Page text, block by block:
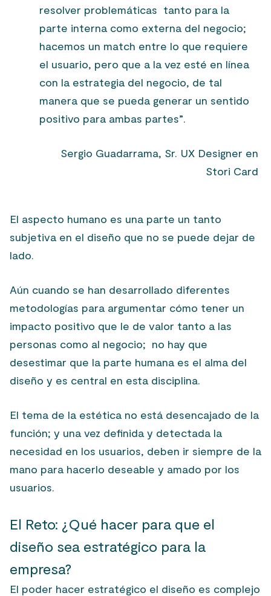
resolver problemáticas tanto para la
parte interna como externa del negocio;
hacemos un match entre lo que requiere
el usuario, pero que a la vez esté en línea
con la estrategia del negocio, de tal
manera que se pueda generar un sentido
positivo para ambas partes”.
Sergio Guadarrama, Sr. UX Designer en
Stori Card
El aspecto humano es una parte un tanto
subjetiva en el diseño que no se puede dejar de
lado.
Aún cuando se han desarrollado diferentes
metodologías para argumentar cómo tener un
impacto positivo que le de valor tanto a las
personas como al negocio; no hay que
desestimar que la parte humana es el alma del
diseño y es central en esta disciplina.
El tema de la estética no está desencajado de la
función; y una vez definida y detectada la
necesidad en los usuarios, deben ir siempre de la
mano para hacerlo deseable y amado por los
usuarios.
El Reto: ¿Qué hacer para que el
diseño sea estratégico para la
empresa?
El poder hacer estratégico el diseño es complejo